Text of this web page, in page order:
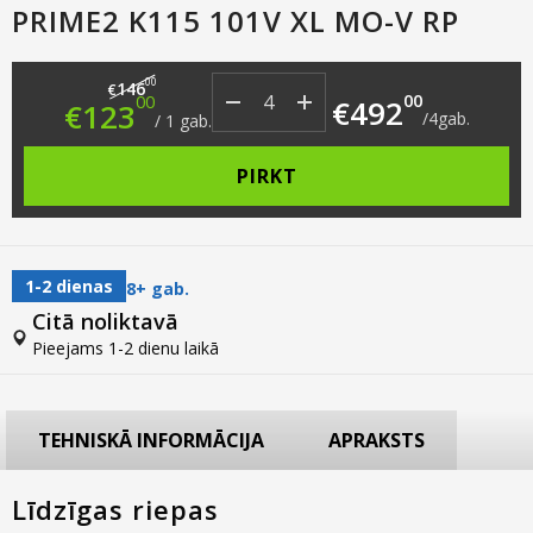
PRIME2 K115 101V XL MO-V RP
€14600 Original price was: €146.00.
€12300 Current price is: €123.00.
/ 1 gab. €49200
/4gab.
PIRKT
1-2 dienas 8+ gab.
Citā noliktavā
Pieejams 1-2 dienu laikā
TEHNISKĀ INFORMĀCIJA APRAKSTS
Līdzīgas riepas